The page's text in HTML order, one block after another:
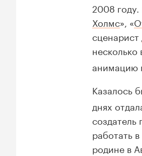
2008
Холмс», «
сценарист
анимацию
Казалось
днях
создатель
работать
родине в